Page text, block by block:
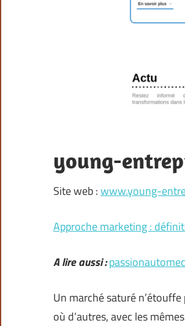
young-
Site web :www.young-
Approche marketing :
A lire aussi :
Un marché saturé
où d’autres, avec les